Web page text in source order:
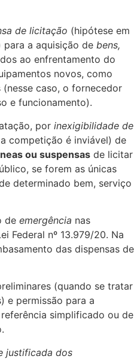
de licitação (hipótese em
a aquisição de bens,
ao enfrentamento do
novos, como
caso, o fornecedor
e funcionamento).
por inexigibilidade de
competição é inviável) de
ou suspensas de licitar
se forem as únicas
determinado bem, serviço
de emergência nas
Federal nº 13.979/20. Na
das dispensas de
(quando se tratar
e permissão para a
simplificado ou de
justificada dos